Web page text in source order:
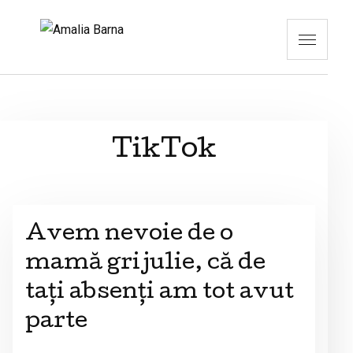
TikTok
Avem nevoie de o
mamă grijulie, că de
tați absenți am tot avut
parte